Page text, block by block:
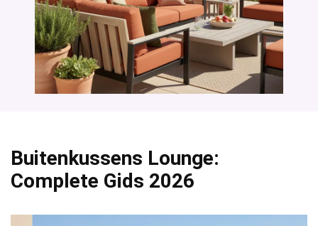
Buitenkussens Lounge:
Complete Gids 2026